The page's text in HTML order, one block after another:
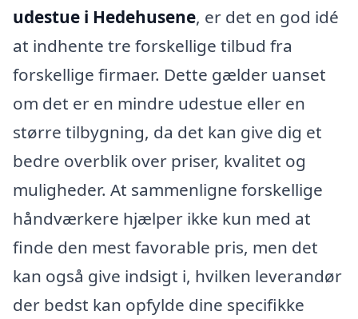
udestue i Hedehusene, er det en god idé
at indhente tre forskellige tilbud fra
forskellige firmaer. Dette gælder uanset
om det er en mindre udestue eller en
større tilbygning, da det kan give dig et
bedre overblik over priser, kvalitet og
muligheder. At sammenligne forskellige
håndværkere hjælper ikke kun med at
finde den mest favorable pris, men det
kan også give indsigt i, hvilken leverandør
der bedst kan opfylde dine specifikke